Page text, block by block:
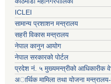
ICLEI
सामान्य प्रशाशन मन्त्रालय
सहरी विकास मन्त्रालय
नेपाल कानुन आयोग
नेपाल सरकारको पोर्टल
प्रदेश नं. ५ मुख्यमन्त्रीको आधिकारीक
अार्थिक मामिला तथा योजना